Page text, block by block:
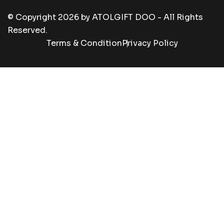
© Copyright 2026 byATOLGIFT DOO - All Rights
Reserved.
Terms & ConditionPrivacy Policy